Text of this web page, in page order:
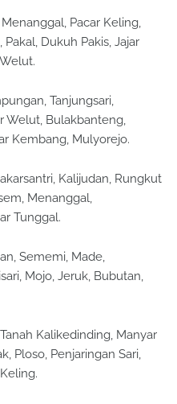
Pacar Keling,
Dukuh Pakis, Jajar
Tanjungsari,
Welut, Bulakbanteng,
Kembang, Mulyorejo.
Kalijudan, Rungkut
Menanggal,
Tunggal.
Sememi, Made,
Mojo, Jeruk, Bubutan,
Kalikedinding, Manyar
Ploso, Penjaringan Sari,